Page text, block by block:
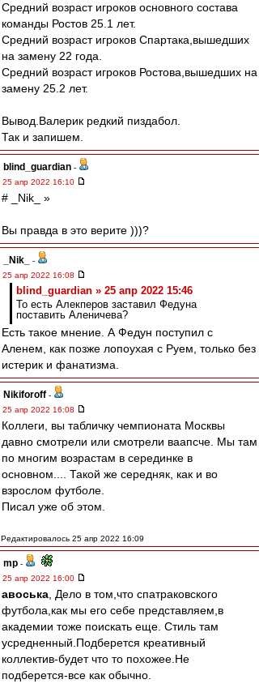
Средний возраст игроков основного состава
команды Ростов 25.1 лет.
Средний возраст игроков Спартака,вышедших
на замену 22 года.
Средний возраст игроков Ростова,вышедших на
замену 25.2 лет.
Вывод.Валерик редкий пиздабол.
Так и запишем.
blind_guardian -
25 апр 2022 16:10
# _Nik_ »
Вы правда в это верите )))?
_Nik_
-
25 апр 2022 16:08
blind_guardian » 25 апр 2022 15:46
То есть Алекперов заставил Федуна
поставить Аленичева?
Есть такое мнение. А Федун поступил с
Аленем, как позже лопоухая с Руем, только без
истерик и фанатизма.
Nikiforoff -
25 апр 2022 16:08
Коллеги, вы табличку чемпионата Москвы
давно смотрели или смотрели ваапсче. Мы там
по многим возрастам в серединке в
основном.... Такой же середняк, как и во
взрослом футболе.
Писал уже об этом.
Редактировалось 25 апр 2022 16:09
mp -
25 апр 2022 16:00
авоська , Дело в том,что спатраковского
футбола,как мы его себе представляем,в
академии тоже поискать еще. Стиль там
усредненный.Подберется креативный
коллектив-будет что то похожее.Не
подберется-все как обычно.